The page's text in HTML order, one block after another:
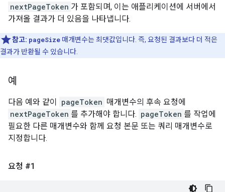
nextPageToken 가 포함되며, 이는 애플리케이션에 서버에서
가져올 결과가 더 있음을 나타냅니다.
참고: pageSize 매개변수는 최댓값입니다. 즉, 요청된 결과보다 더 적은
결과가 반환될 수 있습니다.
예
다음 예와 같이 pageToken 매개변수의 후속 요청에
nextPageToken 를 추가해야 합니다. pageToken 를 작업에
필요한 다른 매개변수와 함께 요청 본문 또는 쿼리 매개변수로
지정합니다.
요청 #1